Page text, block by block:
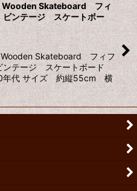
Wooden Skateboard フィ
ンテージ スケートボー
Wooden Skateboard フィフ
ンテージ スケートボード
年代 サイズ 約縦55cm 横